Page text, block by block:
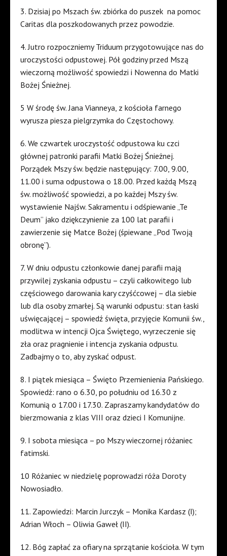
3. Dzisiaj po Mszach św. zbiórka do puszek na pomoc
Caritas dla poszkodowanych przez powodzie.
4. Jutro rozpoczniemy Triduum przygotowujące nas do
uroczystości odpustowej. Pół godziny przed Mszą
wieczorną możliwość spowiedzi i Nowenna do Matki
Bożej Śnieżnej.
5 W środę św. Jana Vianneya, z kościoła farnego
wyrusza piesza pielgrzymka do Częstochowy.
6. We czwartek uroczystość odpustowa ku czci
głównej patronki parafii Matki Bożej Śnieżnej.
Porządek Mszy św. będzie następujący: 7.00, 9.00,
11.00 i suma odpustowa o 18.00. Przed każdą Mszą
św. możliwość spowiedzi, a po każdej Mszy św.
wystawienie Najśw. Sakramentu i odśpiewanie „Te
Deum” jako dziękczynienie za 100 lat parafii i
zawierzenie się Matce Bożej (śpiewane „Pod Twoją
obronę”).
7. W dniu odpustu członkowie danej parafii mają
przywilej zyskania odpustu – czyli całkowitego lub
częściowego darowania kary czyśćcowej – dla siebie
lub dla osoby zmarłej. Są warunki odpustu: stan łaski
uświęcającej – spowiedź święta, przyjęcie Komunii św.,
modlitwa w intencji Ojca Świętego, wyrzeczenie się
zła oraz pragnienie i intencja zyskania odpustu.
Zadbajmy o to, aby zyskać odpust.
8. I piątek miesiąca – Święto Przemienienia Pańskiego.
Spowiedź: rano o 6.30, po południu od 16.30 z
Komunią o 17.00 i 17.30. Zapraszamy kandydatów do
bierzmowania z klas VIII oraz dzieci I Komunijne.
9. I sobota miesiąca – po Mszy wieczornej różaniec
fatimski.
10 Różaniec w niedzielę poprowadzi róża Doroty
Nowosiadło.
11. Zapowiedzi: Marcin Jurczyk – Monika Kardasz (I);
Adrian Włoch – Oliwia Gaweł (II).
12. Bóg zapłać za ofiary na sprzątanie kościoła. W tym